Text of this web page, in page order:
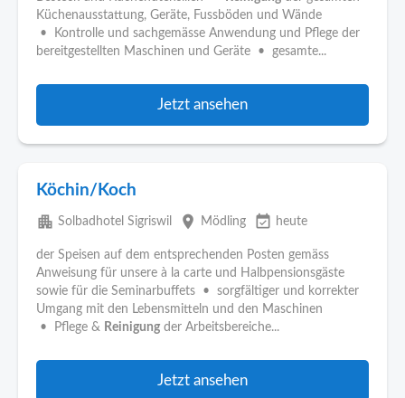
Küchenausstattung, Geräte, Fussböden und Wände
• Kontrolle und sachgemässe Anwendung und Pflege der
bereitgestellten Maschinen und Geräte • gesamte...
Jetzt ansehen
Köchin/Koch
apartment Solbadhotel Sigriswil place Mödling event_available heute
der Speisen auf dem entsprechenden Posten gemäss
Anweisung für unsere à la carte und Halbpensionsgäste
sowie für die Seminarbuffets • sorgfältiger und korrekter
Umgang mit den Lebensmitteln und den Maschinen
• Pflege & Reinigung der Arbeitsbereiche...
Jetzt ansehen